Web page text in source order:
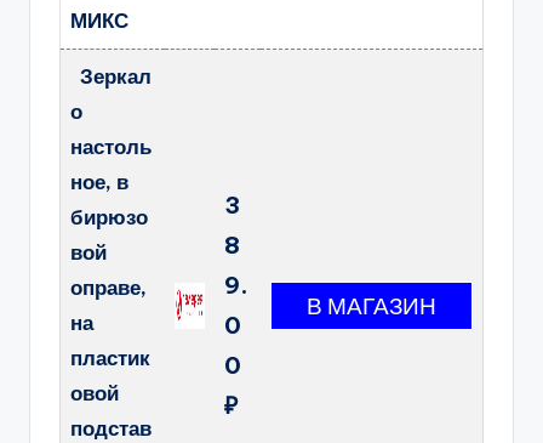
МИКС
Зеркал
о
настоль
ное, в
бирюзо
вой
оправе,
на
пластик
овой
подстав
3
8
9.
0
0
₽